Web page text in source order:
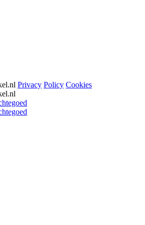
Privacy Policy Cookies